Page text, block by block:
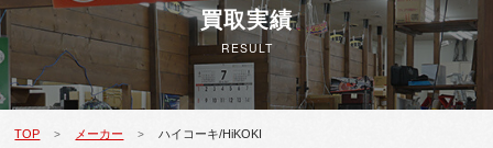
買取実績
RESULT
TOP > メーカー > ハイコーキ/HiKOKI